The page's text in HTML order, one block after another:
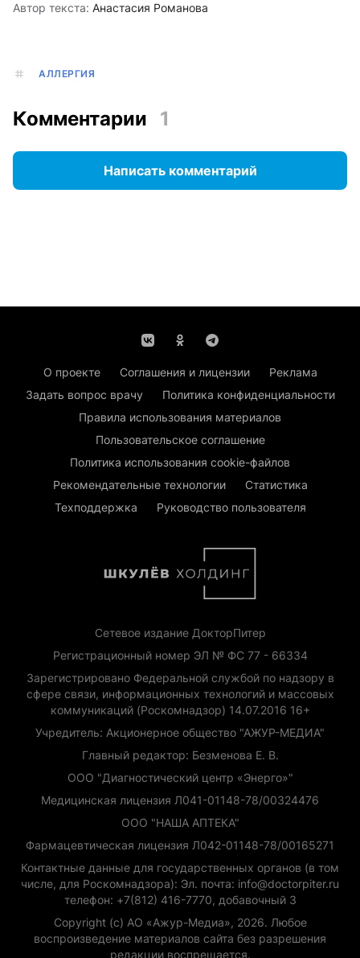
Автор текста: Анастасия Романова
АЛЛЕРГИЯ
Комментарии 1
Написать комментарий
О проекте Соглашения и лицензии
Реклама
Задать вопрос врачу
Политика конфиденциальности
Правила использования материалов
Пользовательское соглашение
Политика использования cookie-файлов
Рекомендательные технологии
Статистика
Техподдержка
Руководство пользователя
Сетевое издание ДокторПитер
Регистрационный номер ЭЛ № ФС 77 - 66334
Зарегистрировано Федеральной службой по надзору в
сфере связи, информационных технологий и массовых
коммуникаций (Роскомнадзор) 14.07.2016 16+
Учредитель: Акционерное общество "АЖУР-МЕДИА"
Главный редактор: Безменова Е. В.
ООО "Диагностический центр «Энерго»"
Медицинская лицензия Л041-01148-78/00324476
ООО "НАША АПТЕКА"
Фармацевтическая лицензия Л042-01148-78/00165271
Контактные данные для государственных органов (в том
числе, для Роскомнадзора): Эл. почта: info@doctorpiter.ru
телефон: +7(812) 416-7770, добавочный 3
Copyright (с) АО «Ажур-Медиа», 2026. Любое
воспроизведение материалов сайта без разрешения
редакции воспрещается.